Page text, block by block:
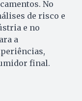
No
de risco e
e no
a
final.